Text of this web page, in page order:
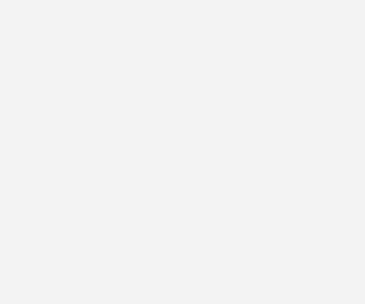
energiesparende digitale Lösungen: Smart
Steuerungen. Bis zu 20 Prozent der Kosten
wurden die förderfähigen Kosten bei
pro Wohneinheit von 50.000 Euro auf 60.000
Effizienzhäuser
Hilfe, wenn ein hoher Effizienzhaus-
Dazu wurden neue Standards definiert. Neu